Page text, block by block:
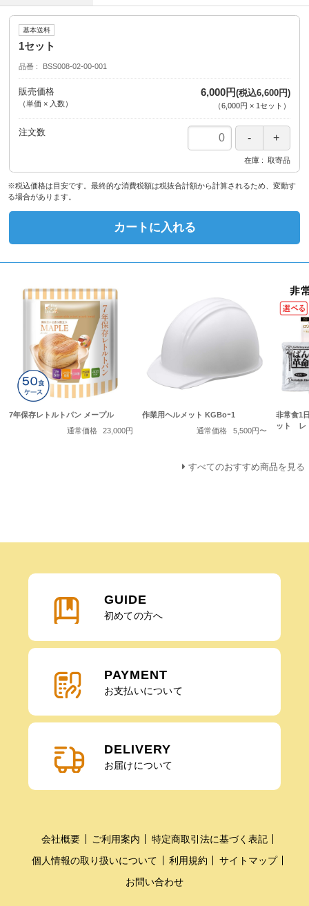
基本送料
1セット
品番 BSS008-02-00-001
販売価格
（単価 × 入数）
6,000円(税込6,600円)
（6,000円 × 1セット ）
注文数
在庫 取寄品
※税込価格は目安です。最終的な消費税額は税抜合計額から計算されるため、変動す
る場合があります。
カートに入れる
7年保存レトルトパン メープル
通常価格
23,000円
作業用ヘルメット KGBoｰ1
通常価格
5,500円〜
非常食1
ット レ
すべてのおすすめ商品を見る
GUIDE
初めての方へ
PAYMENT
お支払いについて
DELIVERY
お届けについて
会社概要 ご利用案内
特定商取引法に基づく表記
個人情報の取り扱いについて
利用規約
サイトマップ
お問い合わせ